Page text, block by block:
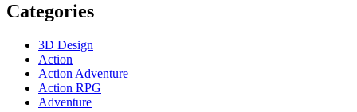
Categories
3D Design
Action
Action Adventure
Action RPG
Adventure